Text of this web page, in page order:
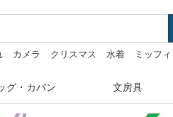
カメラ クリスマス 水着 ミッフィ
グ・カバン 文房具